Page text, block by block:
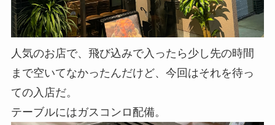
人気のお店で、飛び込みで入ったら少し先の時間
まで空いてなかったんだけど、今回はそれを待っ
ての入店だ。
テーブルにはガスコンロ配備。